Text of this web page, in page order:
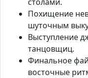
Похищение
шуточным
Выступление
танцовщиц.
Финальное
восточные